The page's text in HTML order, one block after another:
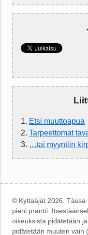
1. Etsi muuttoapua
2. Tarpeettomat
3. …tai myyntiin
© Kyttääjät 2026. Tässä
pieni präntti.
oikeuksista pidätetään
pidätetään muuten vain